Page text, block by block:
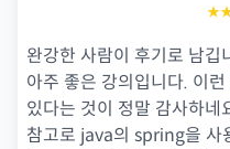
완강한 사람이 후기로 남
아주 좋은 강의입니다. 이
있다는 것이 정말 감사하
참고로 java의 spring을 사